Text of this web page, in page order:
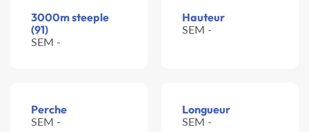
3000m steeple
(91)
SEM -
Hauteur
SEM -
Perche
SEM -
Longueur
SEM -